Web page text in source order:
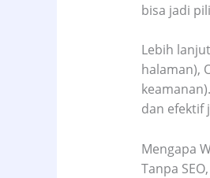
bisa jadi
Lebih
halaman),
dan efektif
Mengapa
Tanpa